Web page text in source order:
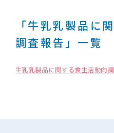
「牛乳乳製品に
調査報告」一覧
牛乳乳製品に関する食生活動向